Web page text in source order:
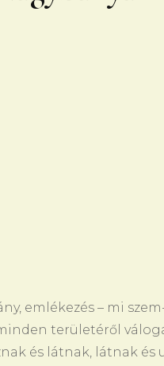
emlékezés – mi
területéről
és látnak, látnak és